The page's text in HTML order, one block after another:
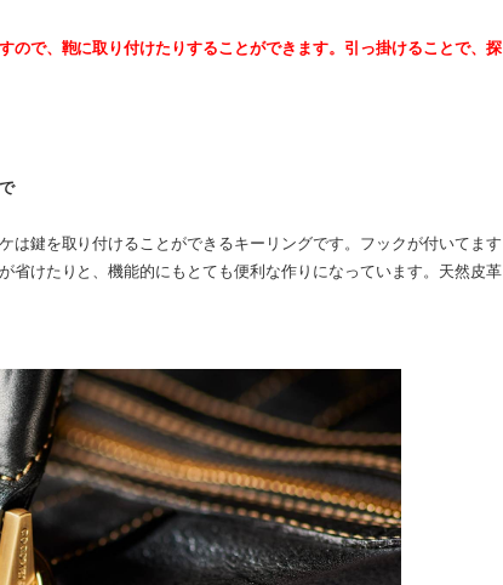
で、鞄に取り付けたりすることができます。引っ掛けることで、探
鍵を取り付けることができるキーリングです。フックが付いてます
けたりと、機能的にもとても便利な作りになっています。天然皮革